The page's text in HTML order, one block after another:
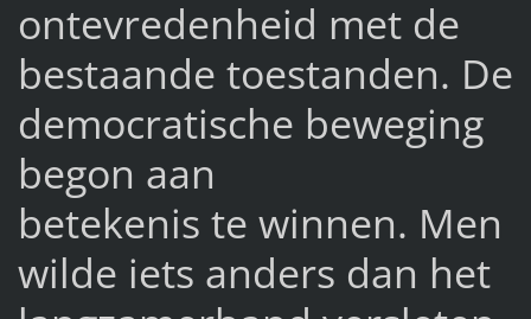
ontevredenheid met de
bestaande toestanden. De
democratische beweging
begon aan
betekenis te winnen. Men
wilde iets anders dan het